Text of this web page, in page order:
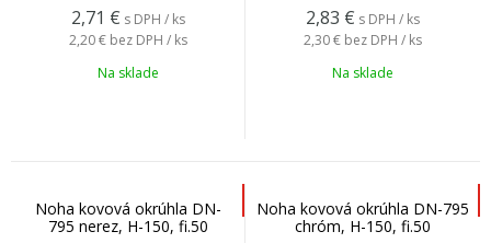
2,71 € s DPH / ks
2,20 € bez DPH / ks
Na sklade
2,83 € s DPH / ks
2,30 € bez DPH / ks
Na sklade
Noha kovová okrúhla DN-
795 nerez, H-150, fi.50
Noha kovová okrúhla DN-795
chróm, H-150, fi.50